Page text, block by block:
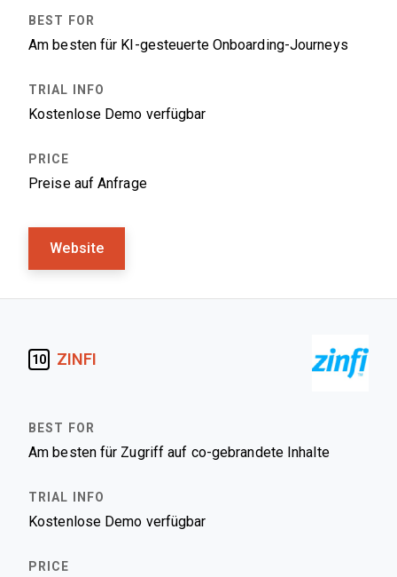
Am besten für KI-gesteuerte Onboarding-Journeys
Kostenlose Demo verfügbar
Preise auf Anfrage
Website
10 ZINFI
Am besten für Zugriff auf co-gebrandete Inhalte
Kostenlose Demo verfügbar